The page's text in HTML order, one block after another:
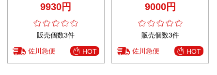
仕上げ 精密ディテール
9930円
販売個数3件
佐川急便 HOT
9000円
販売個数3件
佐川急便 HOT